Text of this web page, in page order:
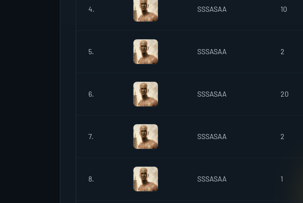
4. SSSASAA 10
5. SSSASAA 2
6. SSSASAA 20
7. SSSASAA 2
8. SSSASAA 1